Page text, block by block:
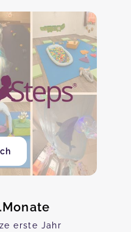
erste Jahr